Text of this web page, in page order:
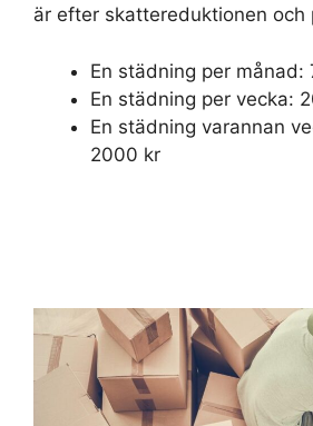
är efter skattereduktionen och
En städning per månad:
En städning per vecka:
En städning varannan
2000 kr